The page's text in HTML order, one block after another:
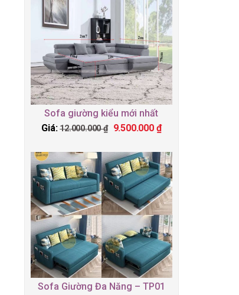
Sofa giường kiểu mới nhất
Giá: 12.000.000₫ 9.500.000 ₫
Sofa Giường Đa Năng – TP01